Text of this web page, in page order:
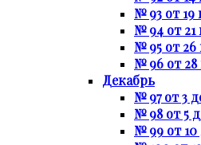
№ 93 от 19
№ 94 от 21
№ 95 от 26
№ 96 от 28
Декабрь
№ 97 от 3
№ 98 от 5
№ 99 от 10